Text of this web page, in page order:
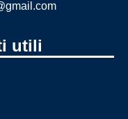
utili